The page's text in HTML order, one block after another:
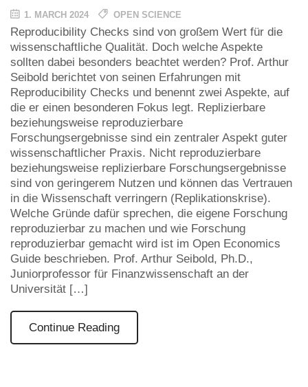
1. MARCH 2024 OPEN SCIENCE
Reproducibility Checks sind von großem Wert für die
wissenschaftliche Qualität. Doch welche Aspekte
sollten dabei besonders beachtet werden? Prof. Arthur
Seibold berichtet von seinen Erfahrungen mit
Reproducibility Checks und benennt zwei Aspekte, auf
die er einen besonderen Fokus legt. Replizierbare
beziehungsweise reproduzierbare
Forschungsergebnisse sind ein zentraler Aspekt guter
wissenschaftlicher Praxis. Nicht reproduzierbare
beziehungsweise replizierbare Forschungsergebnisse
sind von geringerem Nutzen und können das Vertrauen
in die Wissenschaft verringern (Replikationskrise).
Welche Gründe dafür sprechen, die eigene Forschung
reproduzierbar zu machen und wie Forschung
reproduzierbar gemacht wird ist im Open Economics
Guide beschrieben. Prof. Arthur Seibold, Ph.D.,
Juniorprofessor für Finanzwissenschaft an der
Universität […]
Continue Reading